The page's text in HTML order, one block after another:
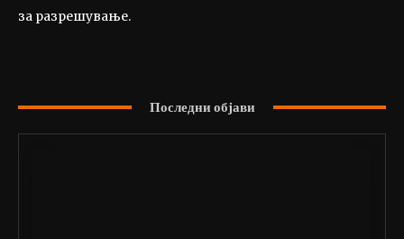
за разрешување.
Последни објави